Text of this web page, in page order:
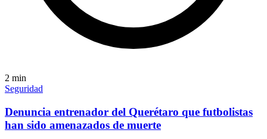
2 min
Seguridad
Denuncia entrenador del Querétaro que futbolistas
han sido amenazados de muerte